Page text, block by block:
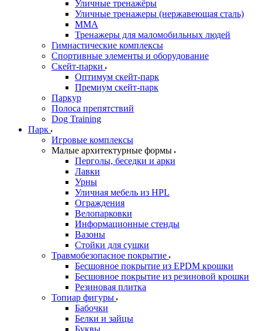
Уличные тренажёры
Уличные тренажеры (нержавеющая сталь)
ММА
Тренажеры для маломобильных людей
Гимнастические комплексы
Спортивные элементы и оборудование
Скейт-парки
Оптимум скейт-парк
Премиум скейт-парк
Паркур
Полоса препятствий
Dog Training
Парк
Игровые комплексы
Малые архитектурные формы
Перголы, беседки и арки
Лавки
Урны
Уличная мебель из HPL
Ограждения
Велопарковки
Информационные стенды
Вазоны
Стойки для сушки
Травмобезопасное покрытие
Бесшовное покрытие из EPDM крошки
Бесшовное покрытие из резиновой крошки
Резиновая плитка
Топиар фигуры
Бабочки
Белки и зайцы
Буквы